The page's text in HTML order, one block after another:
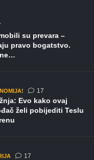
komentara
su prevara –
pravo bogatstvo.
17komentara
Evo kako ovaj
želi pobijediti Teslu
17komentara